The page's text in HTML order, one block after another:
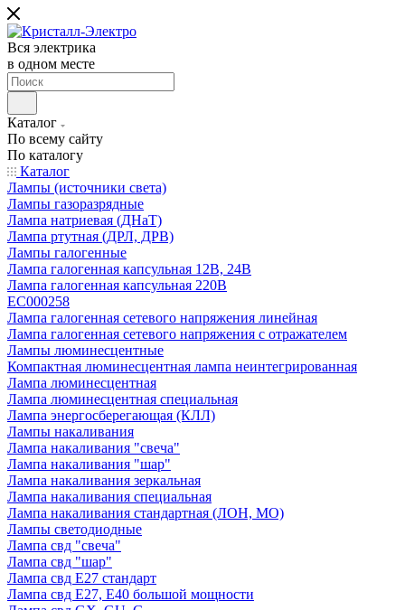
Вся электрика
в одном месте
Каталог
По всему сайту
По каталогу
Каталог
Лампы (источники света)
Лампы газоразрядные
Лампа натриевая (ДНаТ)
Лампа ртутная (ДРЛ, ДРВ)
Лампы галогенные
Лампа галогенная капсульная 12В, 24В
Лампа галогенная капсульная 220В
EC000258
Лампа галогенная сетевого напряжения линейная
Лампа галогенная сетевого напряжения с отражателем
Лампы люминесцентные
Компактная люминесцентная лампа неинтегрированная
Лампа люминесцентная
Лампа люминесцентная специальная
Лампа энергосберегающая (КЛЛ)
Лампы накаливания
Лампа накаливания "свеча"
Лампа накаливания "шар"
Лампа накаливания зеркальная
Лампа накаливания специальная
Лампа накаливания стандартная (ЛОН, МО)
Лампы светодиодные
Лампа свд "свеча"
Лампа свд "шар"
Лампа свд E27 стандарт
Лампа свд E27, Е40 большой мощности